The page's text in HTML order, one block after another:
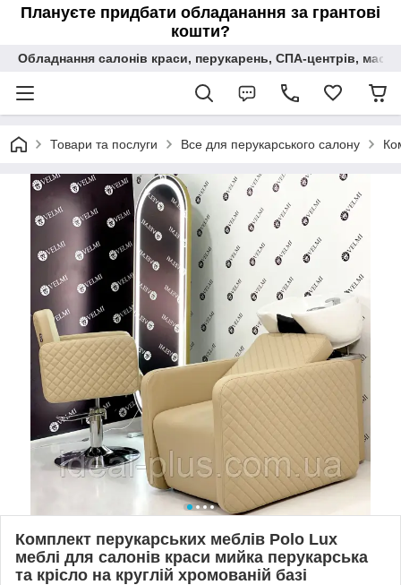
Плануєте придбати обладанання за грантові
кошти?
Обладнання салонів краси, перукарень, СПА-центрів,
Товари та послуги Все для перукарського салону
Комплект перукарських меблів Polo Lux
меблі для салонів краси мийка перукарська
та крісло на круглій хромованій базі